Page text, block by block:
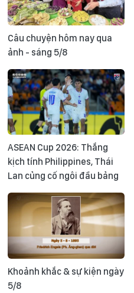
Câu chuyện hôm nay qua
ảnh - sáng 5/8
ASEAN Cup 2026: Thắng
kịch tính Philippines, Thái
Lan củng cố ngôi đầu bảng
Khoảnh khắc & sự kiện ngày
5/8